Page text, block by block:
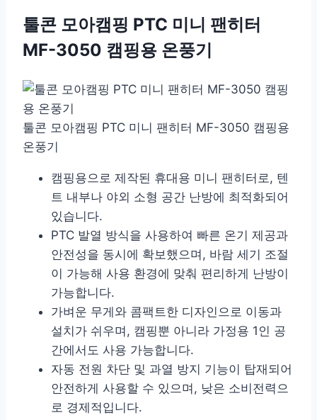
툴콘 모아캠핑 PTC 미니 팬히터
MF-3050 캠핑용 온풍기
툴콘 모아캠핑 PTC 미니 팬히터 MF-3050 캠핑용
온풍기
캠핑용으로 제작된 휴대용 미니 팬히터로, 텐
트 내부나 야외 소형 공간 난방에 최적화되어
있습니다.
PTC 발열 방식을 사용하여 빠른 온기 제공과
안전성을 동시에 확보했으며, 바람 세기 조절
이 가능해 사용 환경에 맞춰 편리하게 난방이
가능합니다.
가벼운 무게와 콤팩트한 디자인으로 이동과
설치가 쉬우며, 캠핑뿐 아니라 가정용 1인 공
간에서도 사용 가능합니다.
자동 전원 차단 및 과열 방지 기능이 탑재되어
안전하게 사용할 수 있으며, 낮은 소비전력으
로 경제적입니다.